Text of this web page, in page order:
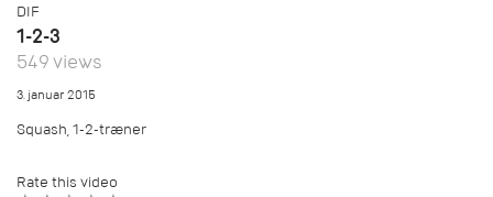
DIF
1-2-3
549 views
3. januar 2015
Squash, 1-2-træner
Rate this video